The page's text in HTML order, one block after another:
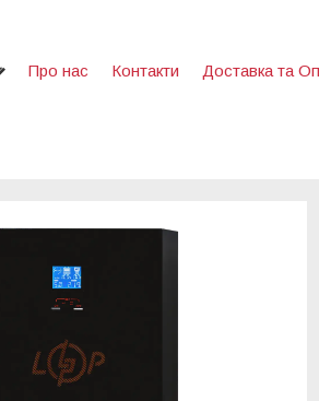
Про нас Контакти Доставка та